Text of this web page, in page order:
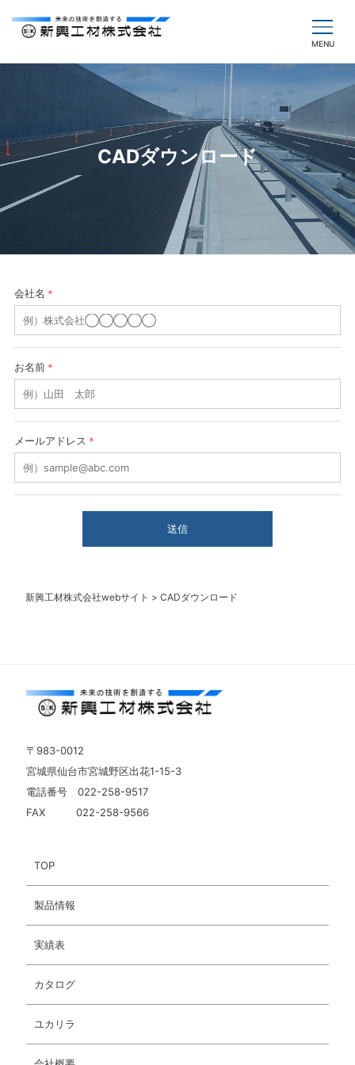
CADダウンロード
会社名 ＊
お名前＊
メールアドレス ＊
新興工材株式会社webサイト > CADダウンロード
〒983-0012
宮城県仙台市宮城野区出花1-15-3
電話番号 022-258-9517
FAX 022-258-9566
TOP
製品情報
実績表
カタログ
ユカリラ